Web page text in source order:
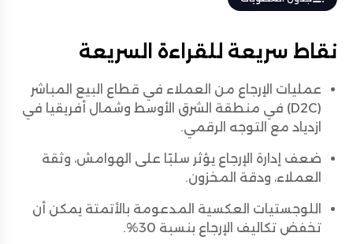
نقاط سريعة للقراءة السريعة
عمليات الإرجاع من العملاء في قطاع البيع المباشر
(D2C) في منطقة الشرق الأوسط وشمال أفريقيا في
ازدياد مع التوجه الرقمي.
ضعف إدارة الإرجاع يؤثر سلبًا على الهوامش، وثقة
العملاء، ودقة المخزون.
اللوجستيات العكسية المدعومة بالأتمتة يمكن أن
تخفض تكاليف الإرجاع بنسبة 30%.